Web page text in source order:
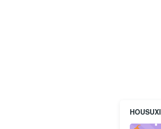
HOUSUXI